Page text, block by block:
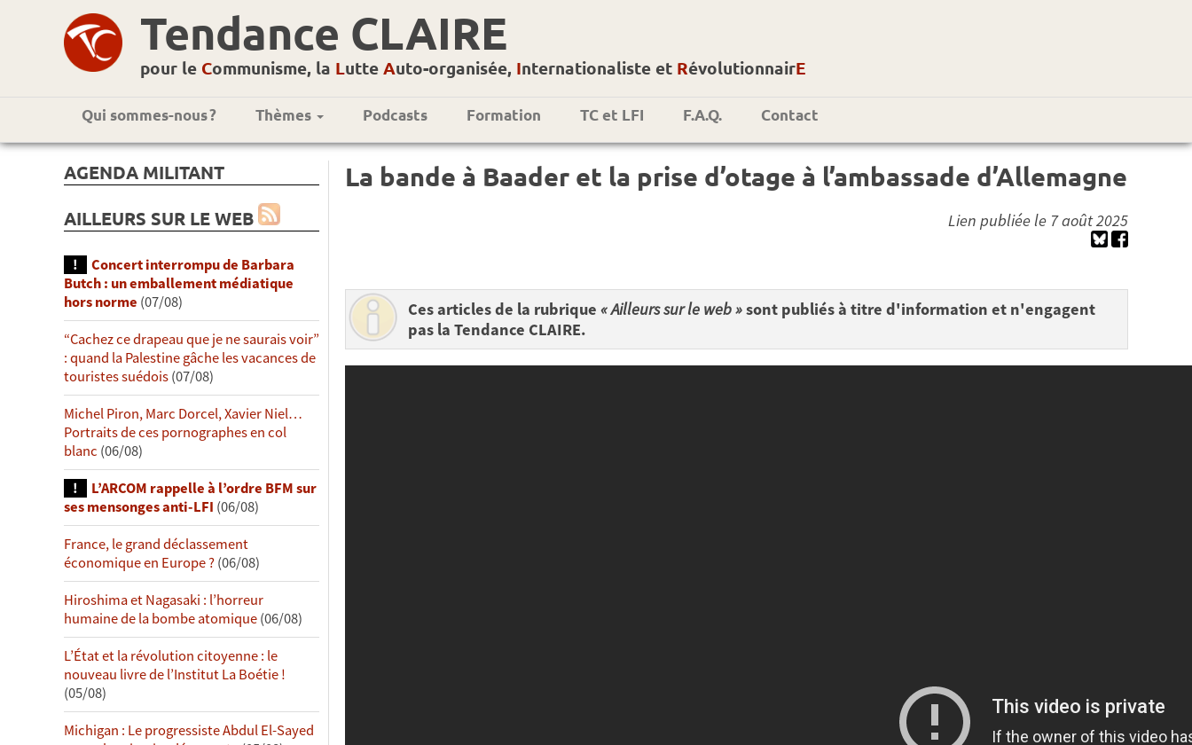
Tendance CLAIRE
pour le Communisme, la Lutte Auto-organisée, Internationaliste et RévolutionnairE
Qui sommes-nous ? Thèmes Podcasts Formation TC et LFI F.A.Q. Contact
AGENDA MILITANT
AILLEURS SUR LE WEB
Concert interrompu de Barbara
Butch : un emballement médiatique
hors norme (07/08)
“Cachez ce drapeau que je ne saurais voir”
: quand la Palestine gâche les vacances de
touristes suédois(07/08)
Michel Piron, Marc Dorcel, Xavier Niel…
Portraits de ces pornographes en col
blanc (06/08)
L’ARCOM rappelle à l’ordre BFM sur
ses mensonges anti-LFI (06/08)
France, le grand déclassement
économique en Europe ?(06/08)
Hiroshima et Nagasaki : l’horreur
humaine de la bombe atomique(06/08)
L’État et la révolution citoyenne : le
nouveau livre de l’Institut La Boétie !
(05/08)
Michigan : Le progressiste Abdul El-Sayed
La bande à Baader et la prise d’otage à l’ambassade d’Allemagne
Lien publiée le 7 août 2025
Ces articles de la rubrique « Ailleurs sur le web »sont publiés à titre d'information et n'engagent
pas la Tendance CLAIRE.